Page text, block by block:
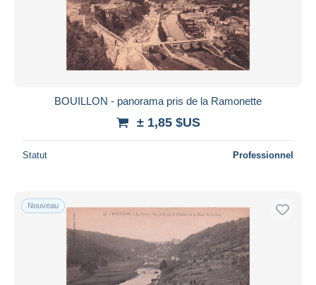
BOUILLON - panorama pris de la Ramonette
± 1,85 $US
Statut Professionnel
Nouveau